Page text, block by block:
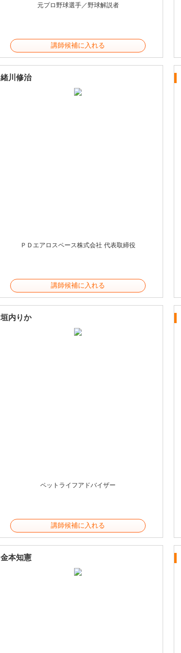
元プロ野球選手／野球解説者
講師候補に入れる
緒川修治
ＰＤエアロスペース株式会社 代表取締役
講師候補に入れる
垣内りか
ペットライフアドバイザー
講師候補に入れる
金本知憲